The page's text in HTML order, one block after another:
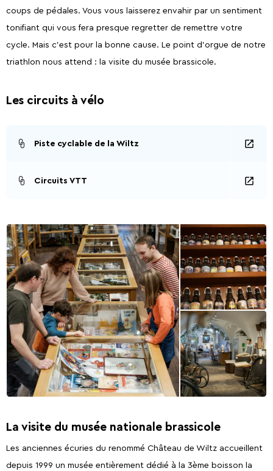
coups de pédales. Vous vous laisserez envahir par un sentiment
tonifiant qui vous fera presque regretter de remettre votre
cycle. Mais c’est pour la bonne cause. Le point d’orgue de notre
triathlon nous attend : la visite du musée brassicole.
Les circuits à vélo
Piste cyclable de la Wiltz
Circuits VTT
La visite du musée nationale brassicole
Les anciennes écuries du renommé Château de Wiltz accueillent
depuis 1999 un musée entièrement dédié à la 3ème boisson la